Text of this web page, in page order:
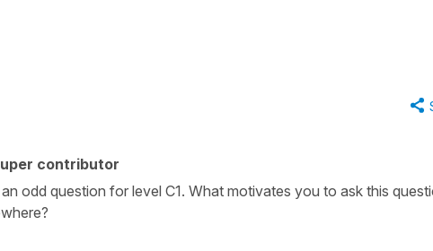
contributor
odd question for level C1. What motivates you to ask this